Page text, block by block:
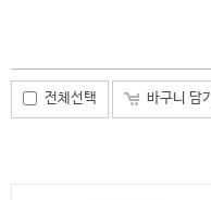
전체선택 바구니 담기